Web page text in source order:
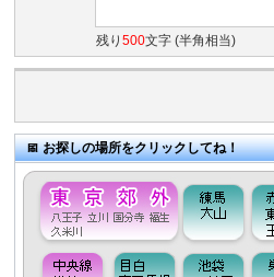
残り 500文字 (半角相当)
お探しの場所をクリックしてね！